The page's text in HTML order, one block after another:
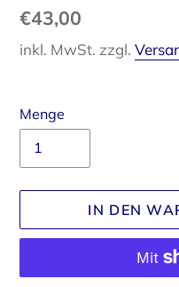
Normaler
Preis
€43,00
inkl. MwSt. zzgl.
Menge
IN DEN